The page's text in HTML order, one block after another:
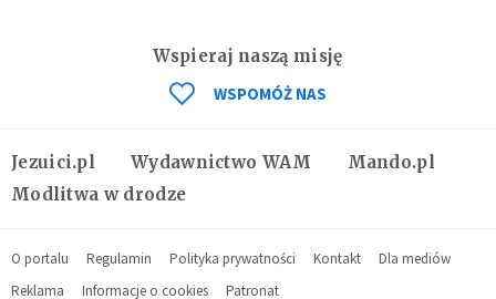
Jezuici.pl Wydawnictwo WAM
Mando.pl
Modlitwa w drodze
Wspieraj naszą misję
WSPOMÓŻ NAS
O portalu Regulamin Polityka prywatności Kontakt
Dla mediów
Reklama
Informacje o cookies Patronat